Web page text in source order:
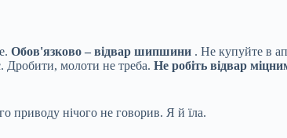
Обов'язково – відвар шипшини . Не купуйте в
Дробити, молоти не треба. Не робіть відвар
приводу нічого не говорив. Я й їла.